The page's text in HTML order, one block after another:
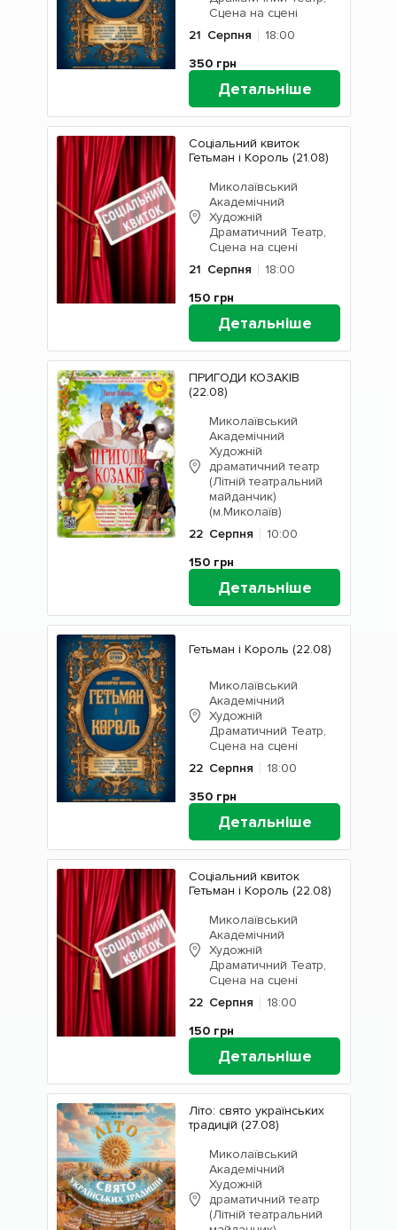
Сцена на сцені
21 Серпня
18:00
350 грн
Детальніше
Соціальний квиток
Гетьман і Король (21.08)
Миколаївський
Академічний
Художній
Драматичний Театр,
Сцена на сцені
21 Серпня
18:00
150 грн
Детальніше
ПРИГОДИ КОЗАКІВ
(22.08)
Миколаївський
Академічний
Художній
драматичний театр
(Літній театральний
майданчик)
(м.Миколаїв)
22 Серпня
10:00
150 грн
Детальніше
Гетьман і Король (22.08)
Миколаївський
Академічний
Художній
Драматичний Театр,
Сцена на сцені
22 Серпня
18:00
350 грн
Детальніше
Соціальний квиток
Гетьман і Король (22.08)
Миколаївський
Академічний
Художній
Драматичний Театр,
Сцена на сцені
22 Серпня
18:00
150 грн
Детальніше
Літо: свято українських
традицій (27.08)
Миколаївський
Академічний
Художній
драматичний театр
(Літній театральний